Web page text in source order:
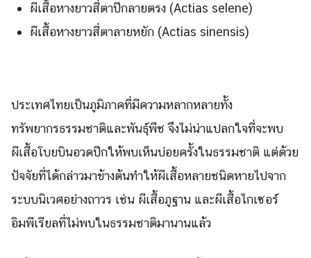
ผีเสื้อหางยาวสี่ตาปีกลายตรง (Actias selene)
ผีเสื้อหางยาวสี่ตาลายหยัก (Actias sinensis)
ประเทศไทยเป็นภูมิภาคที่มีความหลากหลายทั้ง
ทรัพยากรธรรมชาติและพันธุ์พืช จึงไม่น่าแปลกใจที่จะพบ
ผีเสื้อโบยบินอวดปีกให้พบเห็นบ่อยครั้งในธรรมชาติ แต่ด้วย
ปัจจัยที่ได้กล่าวมาข้างต้นทำให้ผีเสื้อหลายชนิดหายไปจาก
ระบบนิเวศอย่างถาวร เช่น ผีเสื้อภูฐาน และผีเสื้อไกเซอร์
อิมพีเรียลที่ไม่พบในธรรมชาติมานานแล้ว